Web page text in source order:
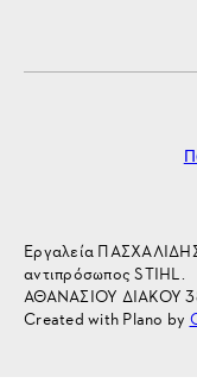
Εργαλεία
αντιπρόσωπος STIHL.
ΑΘΑΝΑΣΙΟΥ ΔΙΑΚΟΥ
Created with Plano by